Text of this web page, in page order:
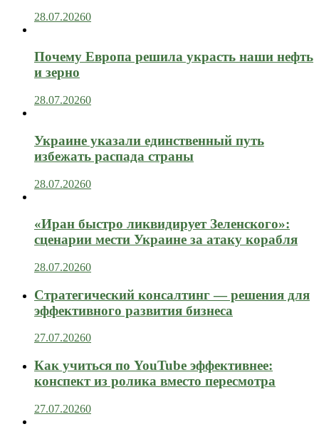
28.07.20260
Почему Европа решила украсть наши нефть
и зерно
28.07.20260
Украине указали единственный путь
избежать распада страны
28.07.20260
«Иран быстро ликвидирует Зеленского»:
сценарии мести Украине за атаку корабля
28.07.20260
Стратегический консалтинг — решения для
эффективного развития бизнеса
27.07.20260
Как учиться по YouTube эффективнее:
конспект из ролика вместо пересмотра
27.07.20260